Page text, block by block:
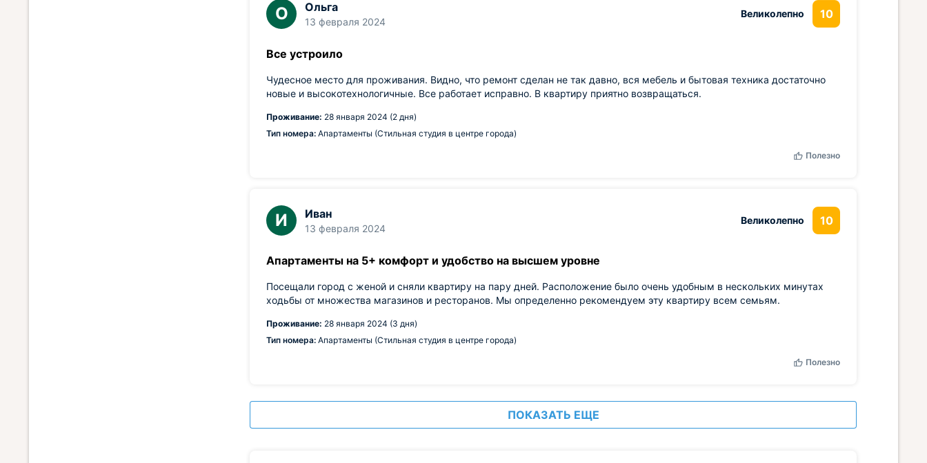
О Ольга
13 февраля 2024
Великолепно 10
Все устроило
Чудесное место для проживания. Видно, что ремонт сделан не так давно, вся мебель и бытовая техника достаточно
новые и высокотехнологичные. Все работает исправно. В квартиру приятно возвращаться.
Проживание: 28 января 2024 (2 дня)
Тип номера: Апартаменты (Стильная студия в центре города)
Полезно
И Иван
13 февраля 2024
Великолепно 10
Апартаменты на 5+ комфорт и удобство на высшем уровне
Посещали город с женой и сняли квартиру на пару дней. Расположение было очень удобным в нескольких минутах
ходьбы от множества магазинов и ресторанов. Мы определенно рекомендуем эту квартиру всем семьям.
Проживание: 28 января 2024 (3 дня)
Тип номера: Апартаменты (Стильная студия в центре города)
Полезно
ПОКАЗАТЬ ЕЩЕ